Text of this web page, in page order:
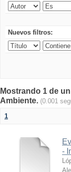
Nuevos filtros:
Mostrando 1 de
Ambiente. (0.001
1
-